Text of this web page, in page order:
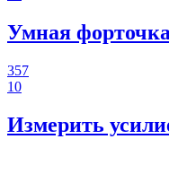
Умная
357
10
Измерить